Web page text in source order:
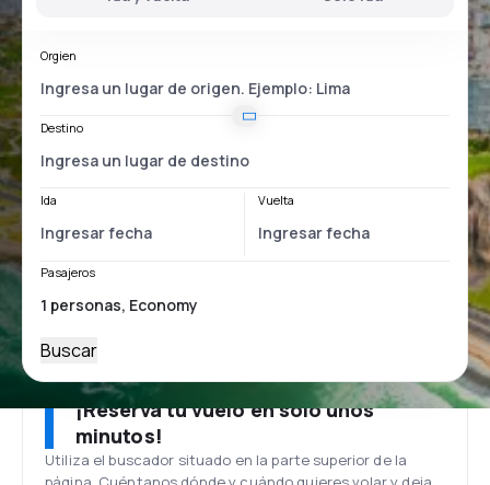
Orgien
Destino
Ida Vuelta
Pasajeros
Buscar
¡Reserva tu vuelo en solo unos
minutos!
Utiliza el buscador situado en la parte superior de la